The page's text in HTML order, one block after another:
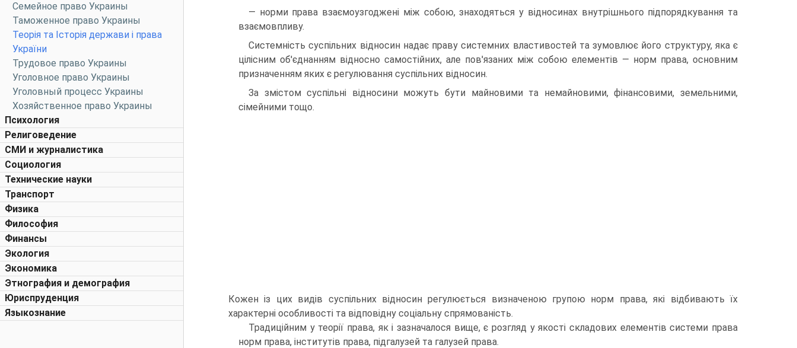
Семейное право Украины
Таможенное право Украины
Теорія та Історія держави і права
України
Трудовое право Украины
Уголовное право Украины
Уголовный процесс Украины
Хозяйственное право Украины
Психология
Религоведение
СМИ и журналистика
Социология
Технические науки
Транспорт
Физика
Философия
Финансы
Экология
Экономика
Этнография и демография
Юриспруденция
Языкознание
— норми права взаємоузгоджені між собою, знаходяться у відносинах внутрішнього підпорядкування та
взаємовпливу.
Системність суспільних відносин надає праву системних властивостей та зумовлює його структуру, яка є
цілісним об'єднанням відносно самостійних, але пов'язаних між собою елементів — норм права, основним
призначенням яких є регулювання суспільних відносин.
За змістом суспільні відносини можуть бути майновими та немайновими, фінансовими, земельними,
сімейними тощо.
Кожен із цих видів суспільних відносин регулюється визначеною групою норм права, які відбивають їх
характерні особливості та відповідну соціальну спрямованість.
Традиційним у теорії права, як і зазначалося вище, є розгляд у якості складових елементів системи права
норм права, інститутів права, підгалузей та галузей права.